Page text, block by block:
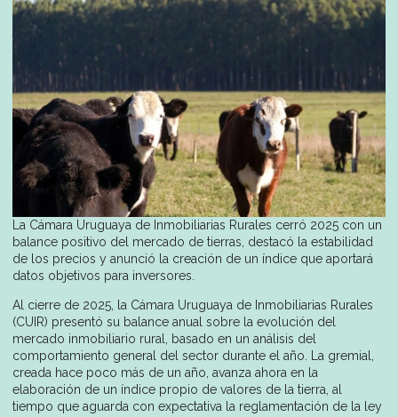
La Cámara Uruguaya de Inmobiliarias Rurales cerró 2025 con un
balance positivo del mercado de tierras, destacó la estabilidad
de los precios y anunció la creación de un índice que aportará
datos objetivos para inversores.
Al cierre de 2025, la Cámara Uruguaya de Inmobiliarias Rurales
(CUIR) presentó su balance anual sobre la evolución del
mercado inmobiliario rural, basado en un análisis del
comportamiento general del sector durante el año. La gremial,
creada hace poco más de un año, avanza ahora en la
elaboración de un índice propio de valores de la tierra, al
tiempo que aguarda con expectativa la reglamentación de la ley